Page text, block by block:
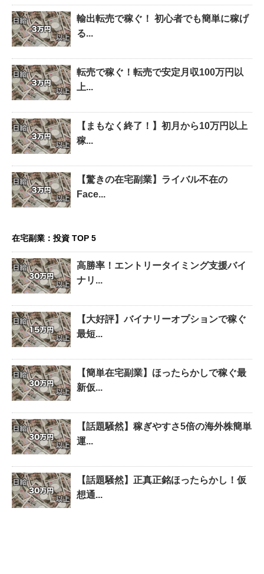
輸出転売で稼ぐ！ 初心者でも簡単に稼げ
る...
転売で稼ぐ！転売で安定月収100万円以
上...
【まもなく終了！】初月から10万円以上
稼...
【驚きの在宅副業】ライバル不在の
Face...
在宅副業：投資 TOP 5
高勝率！エントリータイミング支援バイ
ナリ...
【大好評】バイナリーオプションで稼ぐ
最短...
【簡単在宅副業】ほったらかしで稼ぐ最
新仮...
【話題騒然】稼ぎやすさ5倍の海外株簡単
運...
【話題騒然】正真正銘ほったらかし！仮
想通...